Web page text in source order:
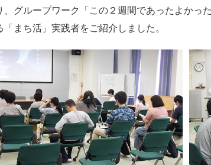
、グループワーク「この２週間であったよか
まち活」実践者をご紹介しました。